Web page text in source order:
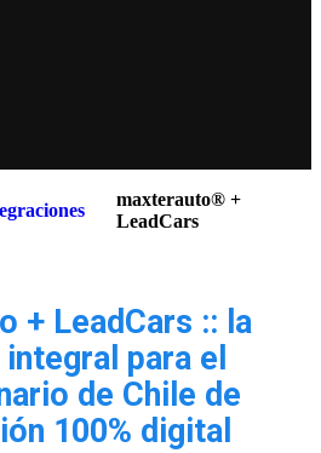
maxterauto® +
LeadCars
+ LeadCars :: la
para el
de Chile de
100% digital